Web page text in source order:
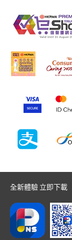
全新體驗 立即下載